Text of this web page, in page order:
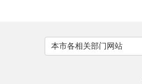
本市各相关部门网站